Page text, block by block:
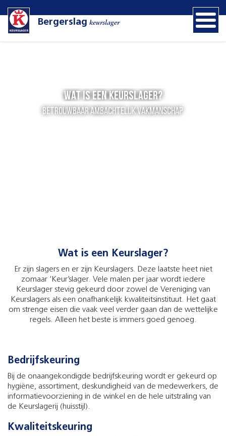
Bergerslag keurslager
Wat is een Keurslager?
betrouwbaar ambachtelijk vakmanschap
Wat is een Keurslager?
Er zijn slagers en er zijn Keurslagers. Deze laatste heet niet
zomaar ‘Keur’slager. Vele malen per jaar wordt iedere
Keurslager stevig gekeurd door zowel de Vereniging van
Keurslagers als een onafhankelijk kwaliteitsinstituut. Het gaat
om strenge eisen die vaak veel verder gaan dan de wettelijke
regels. Alleen het beste is immers goed genoeg.
Bedrijfskeuring
Bij de onaangekondigde bedrijfskeuring wordt er gekeurd op
hygiëne, assortiment, deskundigheid van de medewerkers, de
informatievoorziening in de winkel en de hele uitstraling van
de Keurslagerij (huisstijl).
Kwaliteitskeuring